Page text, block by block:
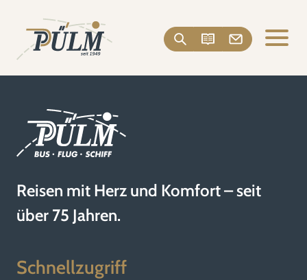
Reisen mit Herz und Komfort – seit
über 75 Jahren.
Schnellzugriff